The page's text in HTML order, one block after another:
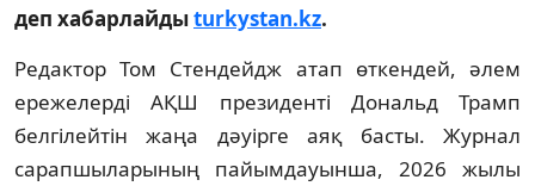
деп хабарлайдыturkystan.kz.
Редактор Том Стендейдж атап өткендей, әлем
ережелерді АҚШ президенті Дональд Трамп
белгілейтін жаңа дәуірге аяқ басты. Журнал
сарапшыларының пайымдауынша, 2026 жылы